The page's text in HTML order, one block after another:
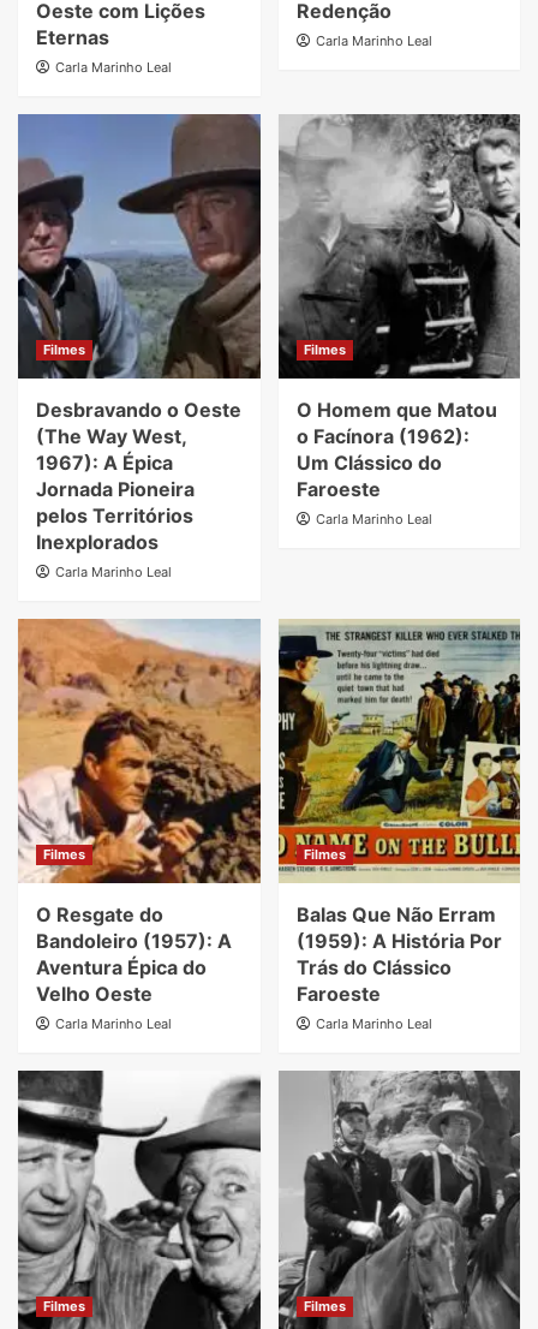
Oeste com Lições
Eternas
Carla Marinho Leal
Redenção
Carla Marinho Leal
Filmes
Desbravando o Oeste
(The Way West,
1967): A Épica
Jornada Pioneira
pelos Territórios
Inexplorados
Carla Marinho Leal
Filmes
O Homem que Matou
o Facínora (1962):
Um Clássico do
Faroeste
Carla Marinho Leal
Filmes
O Resgate do
Bandoleiro (1957): A
Aventura Épica do
Velho Oeste
Carla Marinho Leal
Filmes
Balas Que Não Erram
(1959): A História Por
Trás do Clássico
Faroeste
Carla Marinho Leal
Filmes Filmes